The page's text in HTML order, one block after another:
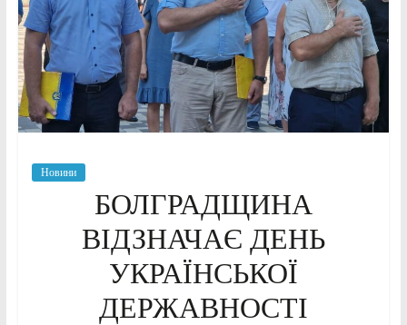
Новини
БОЛГРАДЩИНА
ВІДЗНАЧАЄ ДЕНЬ
УКРАЇНСЬКОЇ
ДЕРЖАВНОСТІ